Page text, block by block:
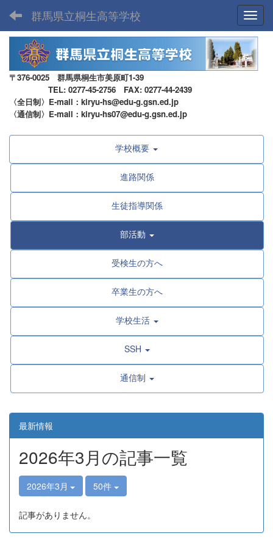
群馬県立桐生高等学校
〒376-0025 群馬県桐生市美原町1-39
TEL: 0277-45-2756 FAX: 0277-44-2439
〈全日制〉E-mail：kiryu-hs@edu-g.gsn.ed.jp
〈通信制〉E-mail：kiryu-hs07@edu-g.gsn.ed.jp
学校概要
進路関係
生徒指導関係
部活動
受検生の方へ
卒業生の方へ
学校生活
SSH
通信制
最新情報
2026年3月の記事一覧
2026年3月 50件
記事がありません。